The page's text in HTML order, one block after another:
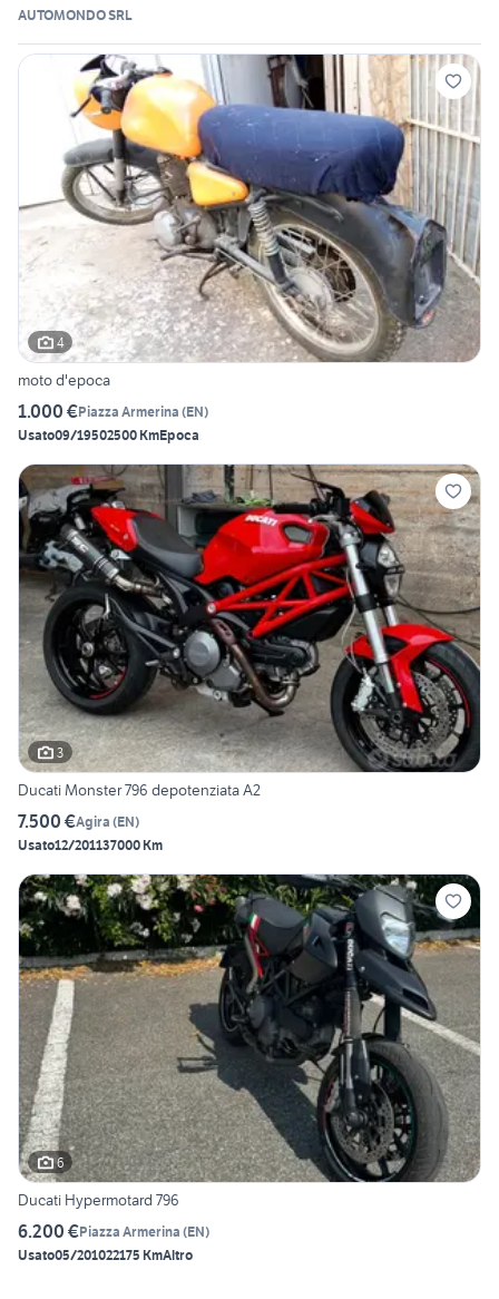
AUTOMONDO SRL
4
moto d'epoca
1.000 €Piazza Armerina (EN)
Usato09/19502500 KmEpoca
3
Ducati Monster 796 depotenziata A2
7.500 €Agira (EN)
Usato12/201137000 Km
6
Ducati Hypermotard 796
6.200 €Piazza Armerina (EN)
Usato05/201022175 KmAltro